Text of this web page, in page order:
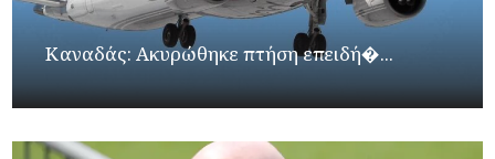
Καναδάς: Ακυρώθηκε πτήση επειδή�...